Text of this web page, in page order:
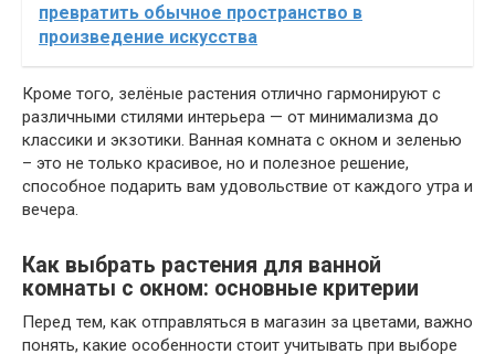
превратить обычное пространство в
произведение искусства
Кроме того, зелёные растения отлично гармонируют с
различными стилями интерьера — от минимализма до
классики и экзотики. Ванная комната с окном и зеленью
– это не только красивое, но и полезное решение,
способное подарить вам удовольствие от каждого утра и
вечера.
Как выбрать растения для ванной
комнаты с окном: основные критерии
Перед тем, как отправляться в магазин за цветами, важно
понять, какие особенности стоит учитывать при выборе